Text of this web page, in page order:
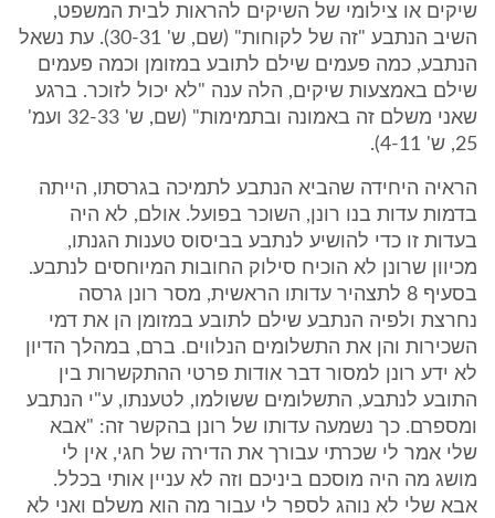
שיקים או צילומי של השיקים להראות לבית המשפט,
השיב הנתבע "זה של לקוחות" (שם, ש' 30-31). עת נשאל
הנתבע, כמה פעמים שילם לתובע במזומן וכמה פעמים
שילם באמצעות שיקים, הלה ענה "לא יכול לזוכר. ברגע
שאני משלם זה באמונה ובתמימות" (שם, ש' 32-33 ועמ'
25, ש' 4-11).
הראיה היחידה שהביא הנתבע לתמיכה בגרסתו, הייתה
בדמות עדות בנו רונן, השוכר בפועל. אולם, לא היה
בעדות זו כדי להושיע לנתבע בביסוס טענות הגנתו,
מכיוון שרונן לא הוכיח סילוק החובות המיוחסים לנתבע.
בסעיף 8 לתצהיר עדותו הראשית, מסר רונן גרסה
נחרצת ולפיה הנתבע שילם לתובע במזומן הן את דמי
השכירות והן את התשלומים הנלווים. ברם, במהלך הדיון
לא ידע רונן למסור דבר אודות פרטי ההתקשרות בין
התובע לנתבע, התשלומים ששולמו, לטענתו, ע"י הנתבע
ומספרם. כך נשמעה עדותו של רונן בהקשר זה: "אבא
שלי אמר לי שכרתי עבורך את הדירה של חגי, אין לי
מושג מה היה מוסכם ביניכם וזה לא עניין אותי בכלל.
אבא שלי לא נוהג לספר לי עבור מה הוא משלם ואני לא